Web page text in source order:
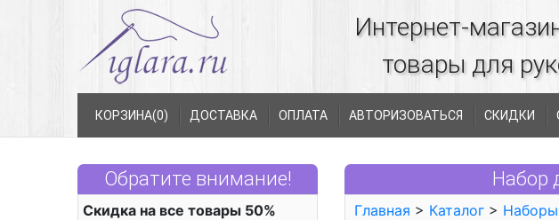
Интернет-
товары для
КОРЗИНА(0) ДОСТАВКА ОПЛАТА АВТОРИЗОВАТЬСЯ СКИДКИ
Обратите внимание!
Скидка на все товары 50%
Набор
Главная > Каталог >